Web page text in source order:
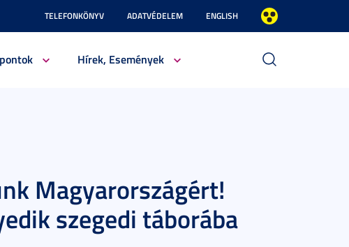
TELEFONKÖNYV ADATVÉDELEM ENGLISH
Hírek, Események
Magyarországért!
szegedi táborába